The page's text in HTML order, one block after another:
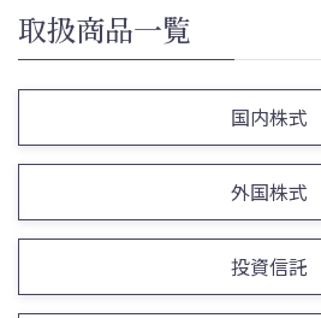
取扱商品一覧
国内株式
外国株式
投資信託